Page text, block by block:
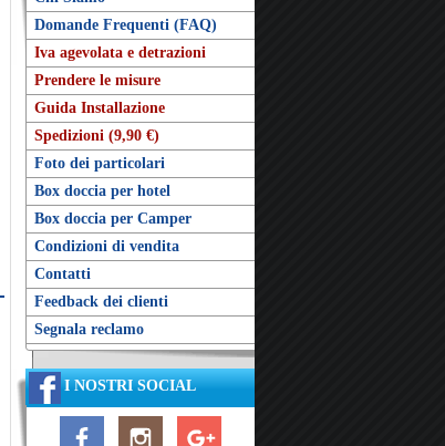
Domande Frequenti (FAQ)
Iva agevolata e detrazioni
Prendere le misure
Guida Installazione
Spedizioni (9,90 €)
Foto dei particolari
Box doccia per hotel
Box doccia per Camper
Condizioni di vendita
Contatti
Feedback dei clienti
Segnala reclamo
I NOSTRI SOCIAL